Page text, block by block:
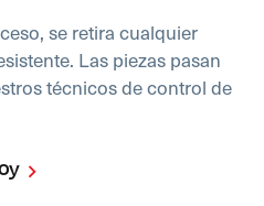
se retira cualquier
Las piezas pasan
técnicos de control de